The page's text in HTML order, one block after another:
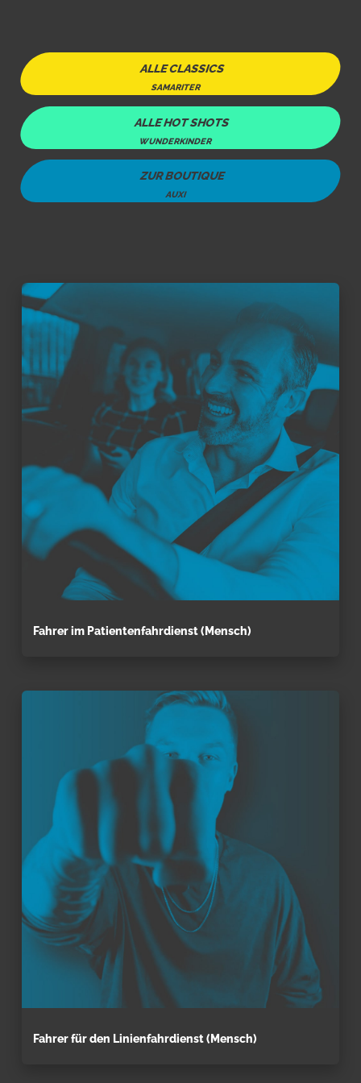
ALLE CLASSICS
SAMARITER
ALLE HOT SHOTS
WUNDERKINDER
ZUR BOUTIQUE
AUXI
Fahrer im Patientenfahrdienst (Mensch)
Fahrer für den Linienfahrdienst (Mensch)